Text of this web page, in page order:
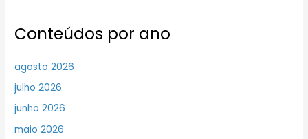
Conteúdos por ano
agosto 2026
julho 2026
junho 2026
maio 2026